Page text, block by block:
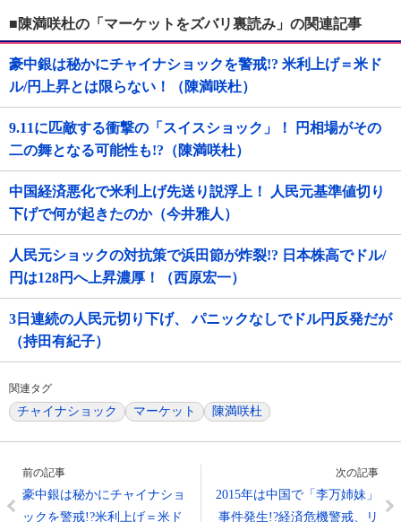
■陳満咲杜の「マーケットをズバリ裏読み」の関連記事
豪中銀は秘かにチャイナショックを警戒!? 米利上げ＝米ド
ル/円上昇とは限らない！（陳満咲杜）
9.11に匹敵する衝撃の「スイスショック」！ 円相場がその
二の舞となる可能性も!?（陳満咲杜）
中国経済悪化で米利上げ先送り説浮上！ 人民元基準値切り
下げで何が起きたのか（今井雅人）
人民元ショックの対抗策で浜田節が炸裂!? 日本株高でドル/
円は128円へ上昇濃厚！（西原宏一）
3日連続の人民元切り下げ、 パニックなしでドル円反発だが
（持田有紀子）
関連タグ
チャイナショック マーケット 陳満咲杜
前の記事
豪中銀は秘かにチャイナショ
ックを警戒!?米利上げ＝米ド
次の記事
2015年は中国で「李万姉妹」
事件発生!?経済危機警戒、リ